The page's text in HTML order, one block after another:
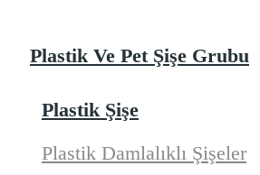
Plastik Ve Pet Şişe Grubu
Plastik Şişe
Plastik Damlalıklı Şişeler